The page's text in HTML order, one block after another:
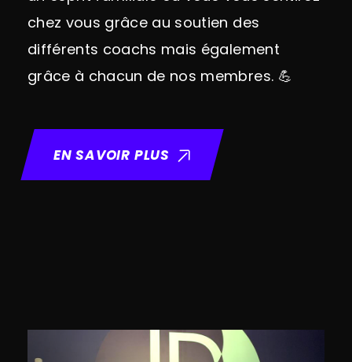
chez vous grâce au soutien des
différents coachs mais également
grâce à chacun de nos membres. 💪
EN SAVOIR PLUS